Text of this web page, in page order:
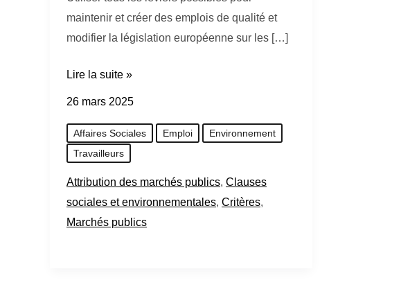
maintenir et créer des emplois de qualité et
modifier la législation européenne sur les […]
Lire la suite »
26 mars 2025
Affaires Sociales Emploi
Environnement
Travailleurs
Attribution des marchés publics, Clauses
sociales et environnementales, Critères,
Marchés publics